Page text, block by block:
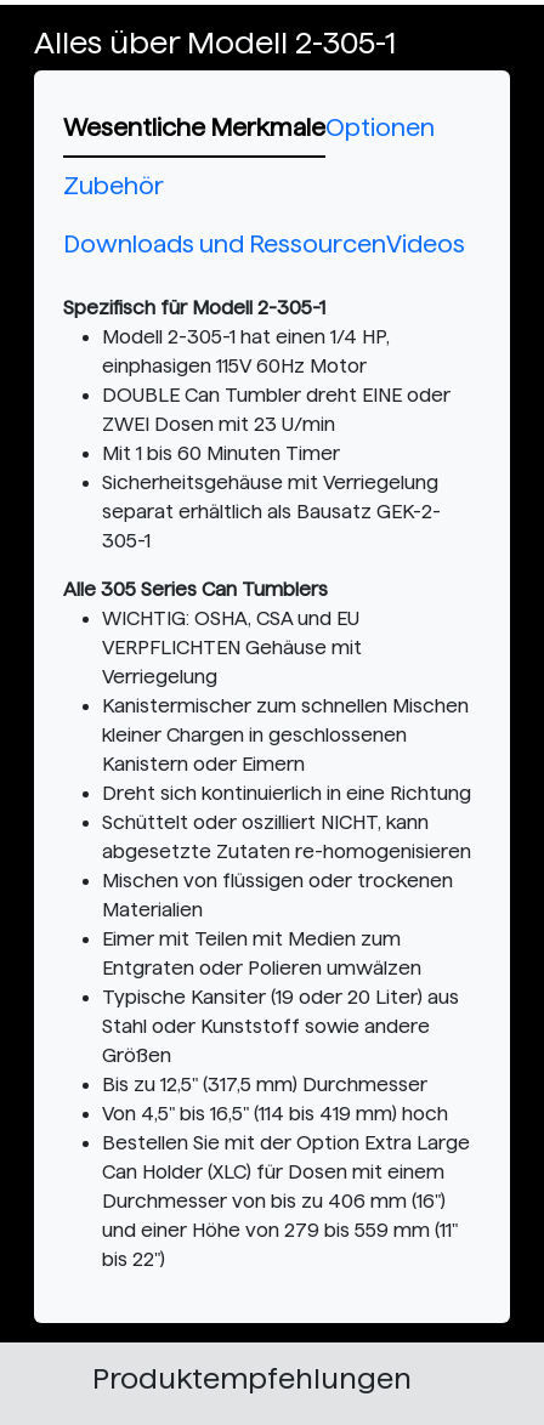
Alles über Modell 2-305-1
Wesentliche MerkmaleOptionen
Zubehör
Downloads und RessourcenVideos
Spezifisch für Modell 2-305-1
Modell 2-305-1 hat einen 1/4 HP,
einphasigen 115V 60Hz Motor
DOUBLE Can Tumbler dreht EINE oder
ZWEI Dosen mit 23 U/min
Mit 1 bis 60 Minuten Timer
Sicherheitsgehäuse mit Verriegelung
separat erhältlich als Bausatz GEK-2-
305-1
Alle 305 Series Can Tumblers
WICHTIG: OSHA, CSA und EU
VERPFLICHTEN Gehäuse mit
Verriegelung
Kanistermischer zum schnellen Mischen
kleiner Chargen in geschlossenen
Kanistern oder Eimern
Dreht sich kontinuierlich in eine Richtung
Schüttelt oder oszilliert NICHT, kann
abgesetzte Zutaten re-homogenisieren
Mischen von flüssigen oder trockenen
Materialien
Eimer mit Teilen mit Medien zum
Entgraten oder Polieren umwälzen
Typische Kansiter (19 oder 20 Liter) aus
Stahl oder Kunststoff sowie andere
Größen
Bis zu 12,5" (317,5 mm) Durchmesser
Von 4,5" bis 16,5" (114 bis 419 mm) hoch
Bestellen Sie mit der Option Extra Large
Can Holder (XLC) für Dosen mit einem
Durchmesser von bis zu 406 mm (16")
und einer Höhe von 279 bis 559 mm (11"
bis 22")
Produktempfehlungen